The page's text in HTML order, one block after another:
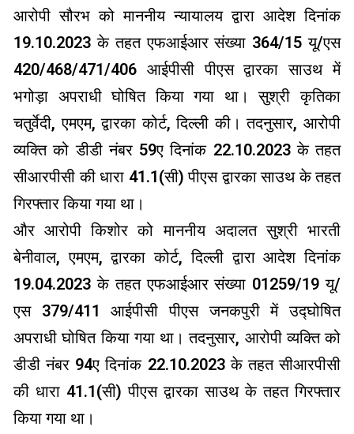
आरोपी सौरभ को माननीय न्यायालय द्वारा आदेश दिनांक
19.10.2023 के तहत एफआईआर संख्या 364/15 यू/एस
420/468/471/406 आईपीसी पीएस द्वारका साउथ में
भगोड़ा अपराधी घोषित किया गया था। सुश्री कृतिका
चतुर्वेदी, एमएम, द्वारका कोर्ट, दिल्ली की। तदनुसार, आरोपी
व्यक्ति को डीडी नंबर 59ए दिनांक 22.10.2023 के तहत
सीआरपीसी की धारा 41.1(सी) पीएस द्वारका साउथ के तहत
गिरफ्तार किया गया था।
और आरोपी किशोर को माननीय अदालत सुश्री भारती
बेनीवाल, एमएम, द्वारका कोर्ट, दिल्ली द्वारा आदेश दिनांक
19.04.2023 के तहत एफआईआर संख्या 01259/19 यू/
एस 379/411 आईपीसी पीएस जनकपुरी में उद्घोषित
अपराधी घोषित किया गया था। तदनुसार, आरोपी व्यक्ति को
डीडी नंबर 94ए दिनांक 22.10.2023 के तहत सीआरपीसी
की धारा 41.1(सी) पीएस द्वारका साउथ के तहत गिरफ्तार
किया गया था।